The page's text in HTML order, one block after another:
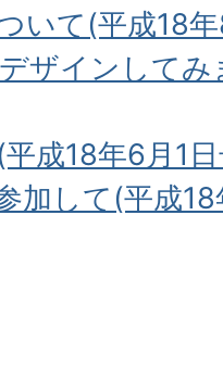
いて(平成18
ザインしてみ
成18年6月1
加して(平成